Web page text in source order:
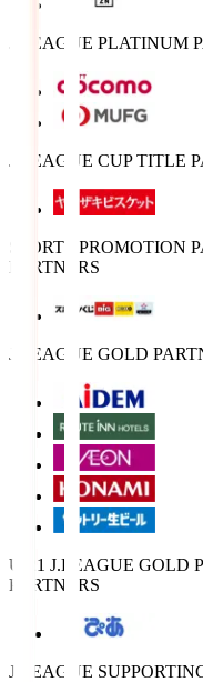
J.LEAGUE PLATINUM
J.LEAGUE CUP TITLE
SPORTS PROMOTION
PARTNERS
J.LEAGUE GOLD
U-21 J.LEAGUE GOLD
PARTNERS
J.LEAGUE